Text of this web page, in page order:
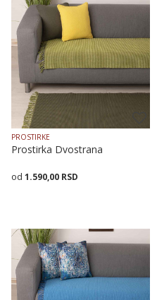
70X120 70X160 70X200
PROSTIRKE
Prostirka Dvostrana
1.590,00 RSD
Veličina
70X120 70X160 70X200
Dodaj u korpu